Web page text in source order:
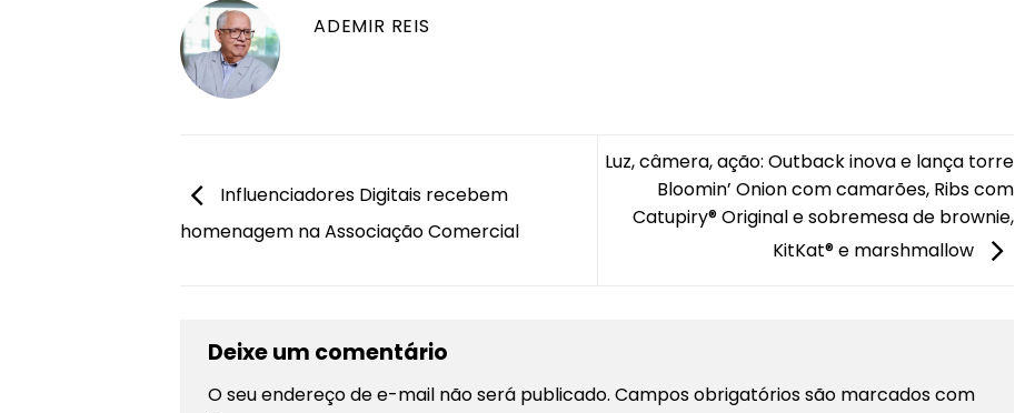
ADEMIR REIS
Influenciadores Digitais recebem
homenagem na Associação Comercial
Luz, câmera, ação: Outback inova e lança torre
Bloomin’ Onion com camarões, Ribs com
Catupiry® Original e sobremesa de brownie,
KitKat® e marshmallow
Deixe um comentário
O seu endereço de e-mail não será publicado. Campos obrigatórios são marcados com